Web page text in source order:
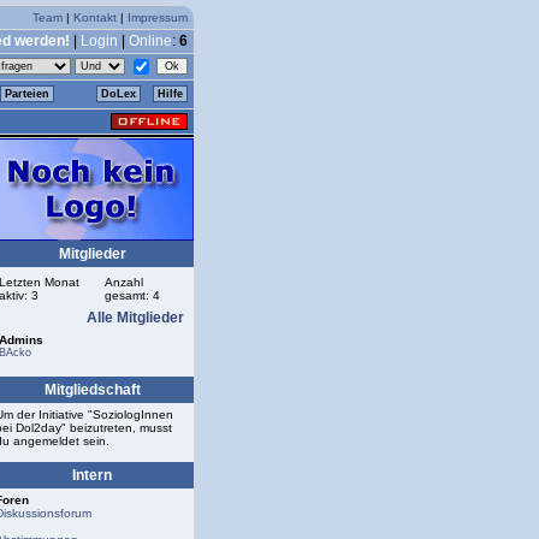
Team | Kontakt | Impressum
werden! Login Online: 6
Parteien DoLex Hilfe
Mitglieder
Letzten Monat
aktiv: 3
Anzahl
gesamt: 4
Alle Mitglieder
Admins
BAcko
Mitgliedschaft
der Initiative "SoziologInnen
Dol2day" beizutreten, musst
angemeldet sein.
Intern